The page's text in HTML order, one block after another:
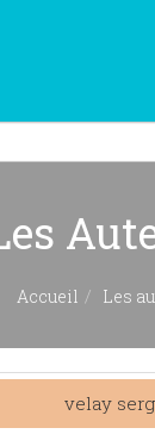
Accueil Les